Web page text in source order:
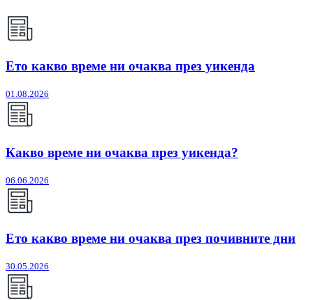
Ето какво време ни очаква през уикенда
01.08.2026
Какво време ни очаква през уикенда?
06.06.2026
Ето какво време ни очаква през почивните дни
30.05.2026